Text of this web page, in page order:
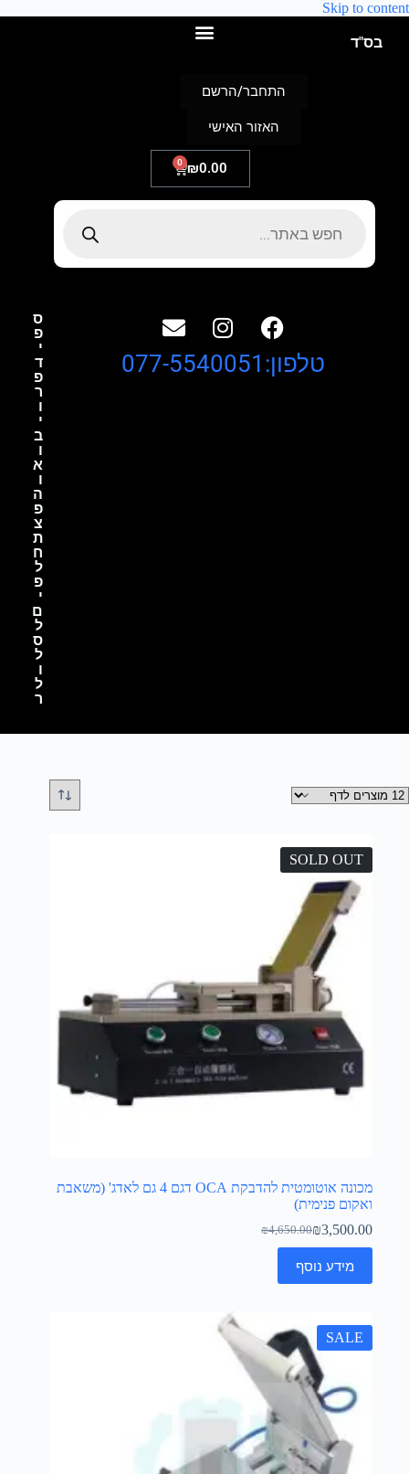
Skip to content
בס"ד
₪0.00
0
התחבר/הרשם
האזור האישי
ס
פ
י
ד
פ
ר
ו
י
ב
ו
א
ו
ה
פ
צ
ת
ח
ל
פ
י
ם
ל
ס
ל
ו
ל
ר
טלפון:077-5540051
SOLD OUT
מכונה אוטומטית להדבקת OCA דגם 4 גם לאדג' (משאבת
ואקום פנימית)
₪4,650.00₪3,500.00
מידע נוסף
SALE